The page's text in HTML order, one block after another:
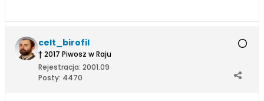
celt_birofil
† 2017 Piwosz w Raju
Rejestracja: 2001.09
Posty: 4470